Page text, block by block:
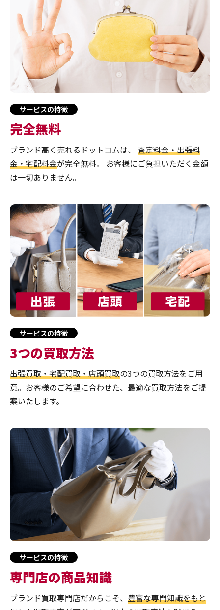
サービスの特徴
完全無料
ブランド高く売れるドットコムは、 査定料金・出張料
金・宅配料金が完全無料。 お客様にご負担いただく金額
は一切ありません。
サービスの特徴
3つの買取方法
出張買取・宅配買取・店頭買取の3つの買取方法をご用
意。お客様のご希望に合わせた、最適な買取方法をご提
案いたします。
サービスの特徴
専門店の商品知識
ブランド買取専門店だからこそ、 豊富な専門知識をもと